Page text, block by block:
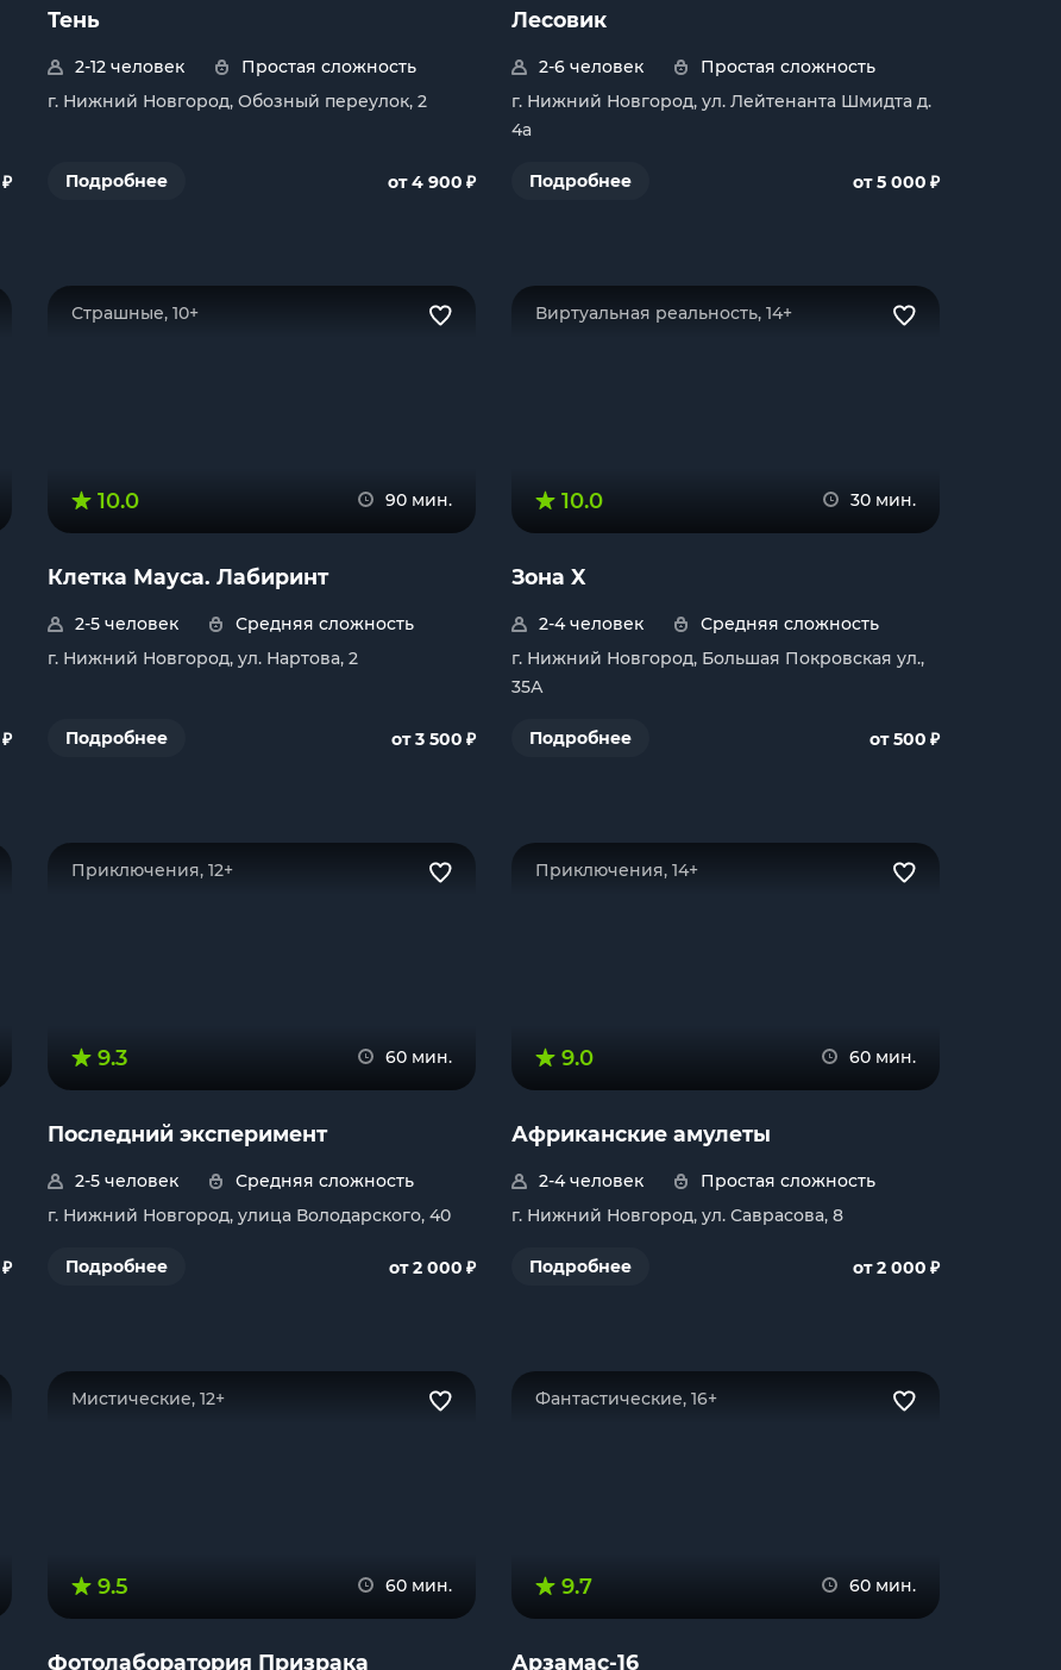
₽
Тень
2-12 человек
Простая сложность
г. Нижний Новгород, Обозный переулок, 2
Подробнее от 4 900 ₽
Лесовик
2-6 человек
Простая сложность
г. Нижний Новгород, ул. Лейтенанта Шмидта д.
4а
Подробнее от 5 000 ₽
₽
Страшные, 10+
10.0 90 мин.
Клетка Мауса. Лабиринт
2-5 человек
Средняя сложность
г. Нижний Новгород, ул. Нартова, 2
Подробнее от 3 500 ₽
Виртуальная реальность, 14+
10.0 30 мин.
Зона X
2-4 человек
Средняя сложность
г. Нижний Новгород, Большая Покровская ул.,
35А
Подробнее от 500 ₽
₽
Приключения, 12+
9.3 60 мин.
Последний эксперимент
2-5 человек
Средняя сложность
г. Нижний Новгород, улица Володарского, 40
Подробнее от 2 000 ₽
Приключения, 14+
9.0 60 мин.
Африканские амулеты
2-4 человек
Простая сложность
г. Нижний Новгород, ул. Саврасова, 8
Подробнее от 2 000 ₽
Мистические, 12+
9.5 60 мин.
Фотолаборатория Призрака
Фантастические, 16+
9.7 60 мин.
Арзамас-16